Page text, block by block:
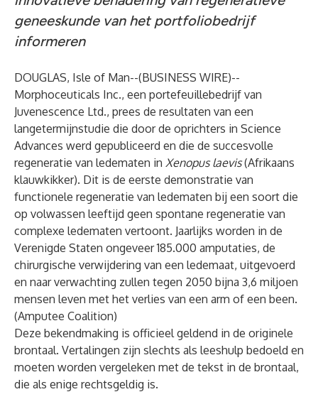
geneeskunde van het portfoliobedrijf
informeren
DOUGLAS, Isle of Man--(BUSINESS WIRE)--
Morphoceuticals Inc., een portefeuillebedrijf van
Juvenescence Ltd., prees de resultaten van een
langetermijnstudie die door de oprichters in Science
Advances werd gepubliceerd en die de succesvolle
regeneratie van ledematen in Xenopus laevis(Afrikaans
klauwkikker). Dit is de eerste demonstratie van
functionele regeneratie van ledematen bij een soort die
op volwassen leeftijd geen spontane regeneratie van
complexe ledematen vertoont. Jaarlijks worden in de
Verenigde Staten ongeveer 185.000 amputaties, de
chirurgische verwijdering van een ledemaat, uitgevoerd
en naar verwachting zullen tegen 2050 bijna 3,6 miljoen
mensen leven met het verlies van een arm of een been.
(Amputee Coalition)
Deze bekendmaking is officieel geldend in de originele
brontaal. Vertalingen zijn slechts als leeshulp bedoeld en
moeten worden vergeleken met de tekst in de brontaal,
die als enige rechtsgeldig is.